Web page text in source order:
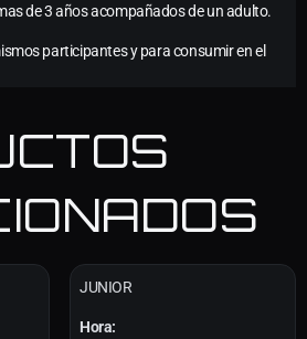
de 3 años acompañados de un adulto.
participantes y para consumir en el
JUNIOR
Hora: